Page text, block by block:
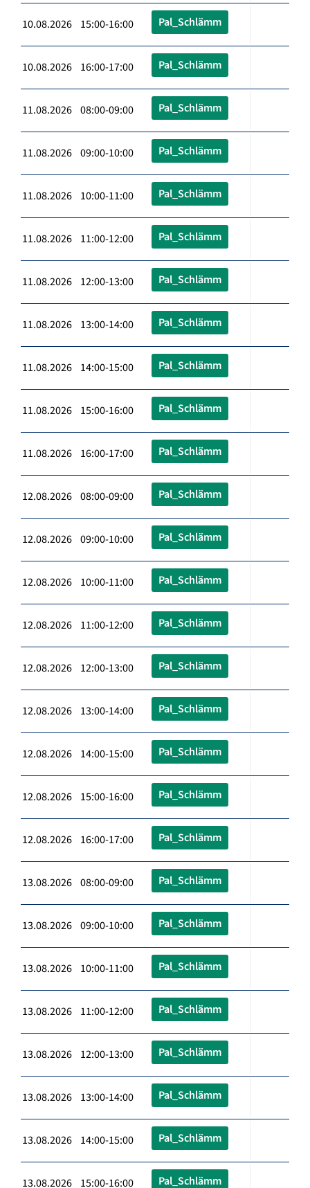
10.08.2026 15:00-16:00 Pal_Schlämm
10.08.2026 16:00-17:00 Pal_Schlämm
11.08.2026 08:00-09:00 Pal_Schlämm
11.08.2026 09:00-10:00 Pal_Schlämm
11.08.2026 10:00-11:00 Pal_Schlämm
11.08.2026 11:00-12:00 Pal_Schlämm
11.08.2026 12:00-13:00 Pal_Schlämm
11.08.2026 13:00-14:00 Pal_Schlämm
11.08.2026 14:00-15:00 Pal_Schlämm
11.08.2026 15:00-16:00 Pal_Schlämm
11.08.2026 16:00-17:00 Pal_Schlämm
12.08.2026 08:00-09:00 Pal_Schlämm
12.08.2026 09:00-10:00 Pal_Schlämm
12.08.2026 10:00-11:00 Pal_Schlämm
12.08.2026 11:00-12:00 Pal_Schlämm
12.08.2026 12:00-13:00 Pal_Schlämm
12.08.2026 13:00-14:00 Pal_Schlämm
12.08.2026 14:00-15:00 Pal_Schlämm
12.08.2026 15:00-16:00 Pal_Schlämm
12.08.2026 16:00-17:00 Pal_Schlämm
13.08.2026 08:00-09:00 Pal_Schlämm
13.08.2026 09:00-10:00 Pal_Schlämm
13.08.2026 10:00-11:00 Pal_Schlämm
13.08.2026 11:00-12:00 Pal_Schlämm
13.08.2026 12:00-13:00 Pal_Schlämm
13.08.2026 13:00-14:00 Pal_Schlämm
13.08.2026 14:00-15:00 Pal_Schlämm
13.08.2026 15:00-16:00 Pal_Schlämm